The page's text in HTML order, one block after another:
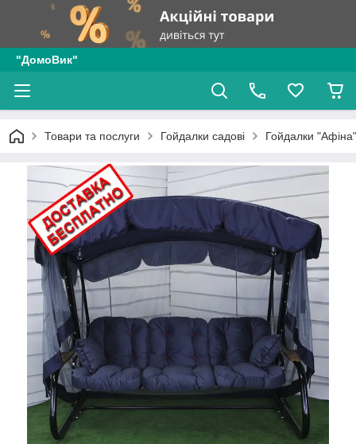
"ДомоВик"
Товари та послуги Гойдалки садові Гойдалки